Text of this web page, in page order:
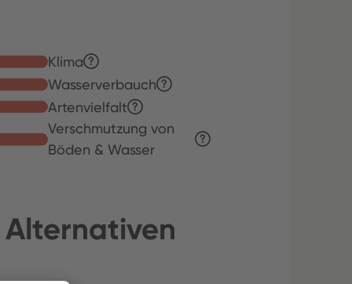
Klima
Wasserverbauch
Artenvielfalt
Verschmutzung von
Böden & Wasser